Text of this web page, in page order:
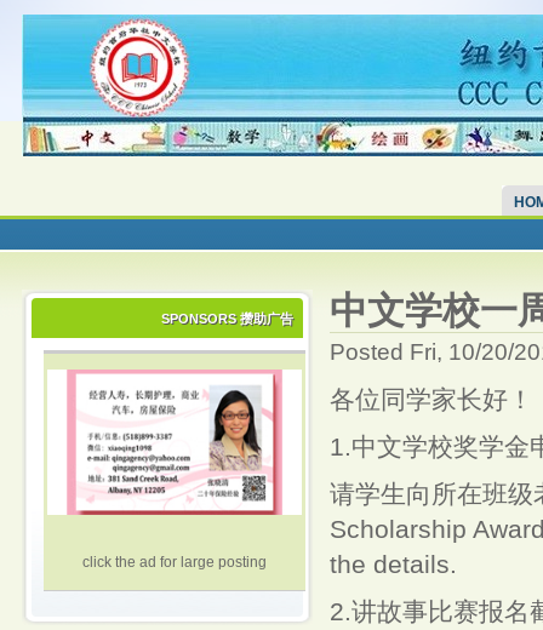
SPONSORS 攒助广告
click the ad for large posting
中文学校一
Posted Fri, 10/20/
各位同学家长好！
1.中文学校奖学金
请学生向所在班级
Scholarship
the details.
2.讲故事比赛报名